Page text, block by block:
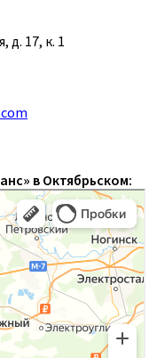
д. 17, к. 1
в Октябрьском: